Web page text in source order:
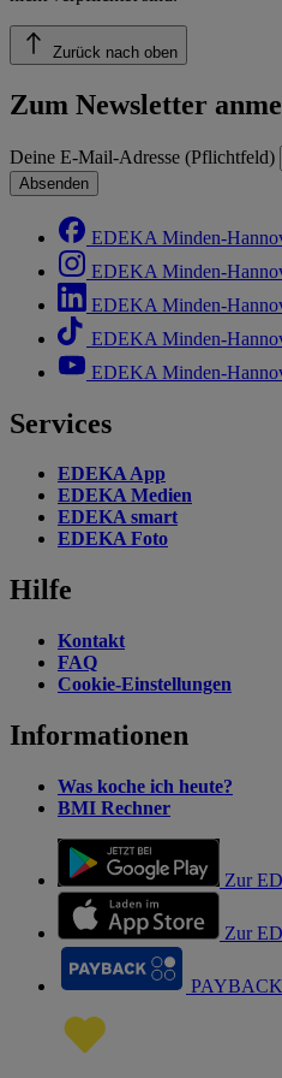
Zurück nach oben
Zum Newsletter
Deine E-Mail-Adresse (Pflichtfeld)
Absenden
EDEKA Minden-
EDEKA Minden-
EDEKA Minden-
EDEKA Minden-
EDEKA Minden-
Services
EDEKA App
EDEKA Medien
EDEKA smart
EDEKA Foto
Hilfe
Kontakt
FAQ
Cookie-Einstellungen
Informationen
Was koche ich heute?
BMI Rechner
Zur
Zur
PAYBACK